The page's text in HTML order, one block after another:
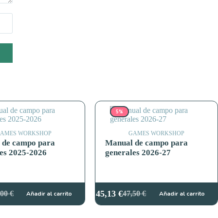
WORKSHOP
campo para
2025-2026
€ Añadir al carrito
5%
GAMES WORKSHOP
Manual de campo para
generales 2026-27
47,50€
El
precio
45,13€El
precio
Añadir al carrito